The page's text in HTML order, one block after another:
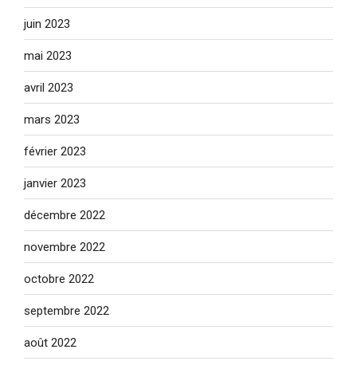
juin 2023
mai 2023
avril 2023
mars 2023
février 2023
janvier 2023
décembre 2022
novembre 2022
octobre 2022
septembre 2022
août 2022